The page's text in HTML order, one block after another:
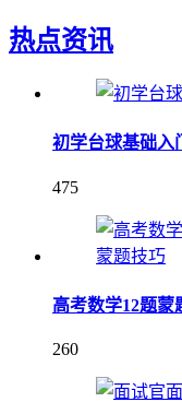
热点资讯
初学台球基础入
475
高考数学12题
260